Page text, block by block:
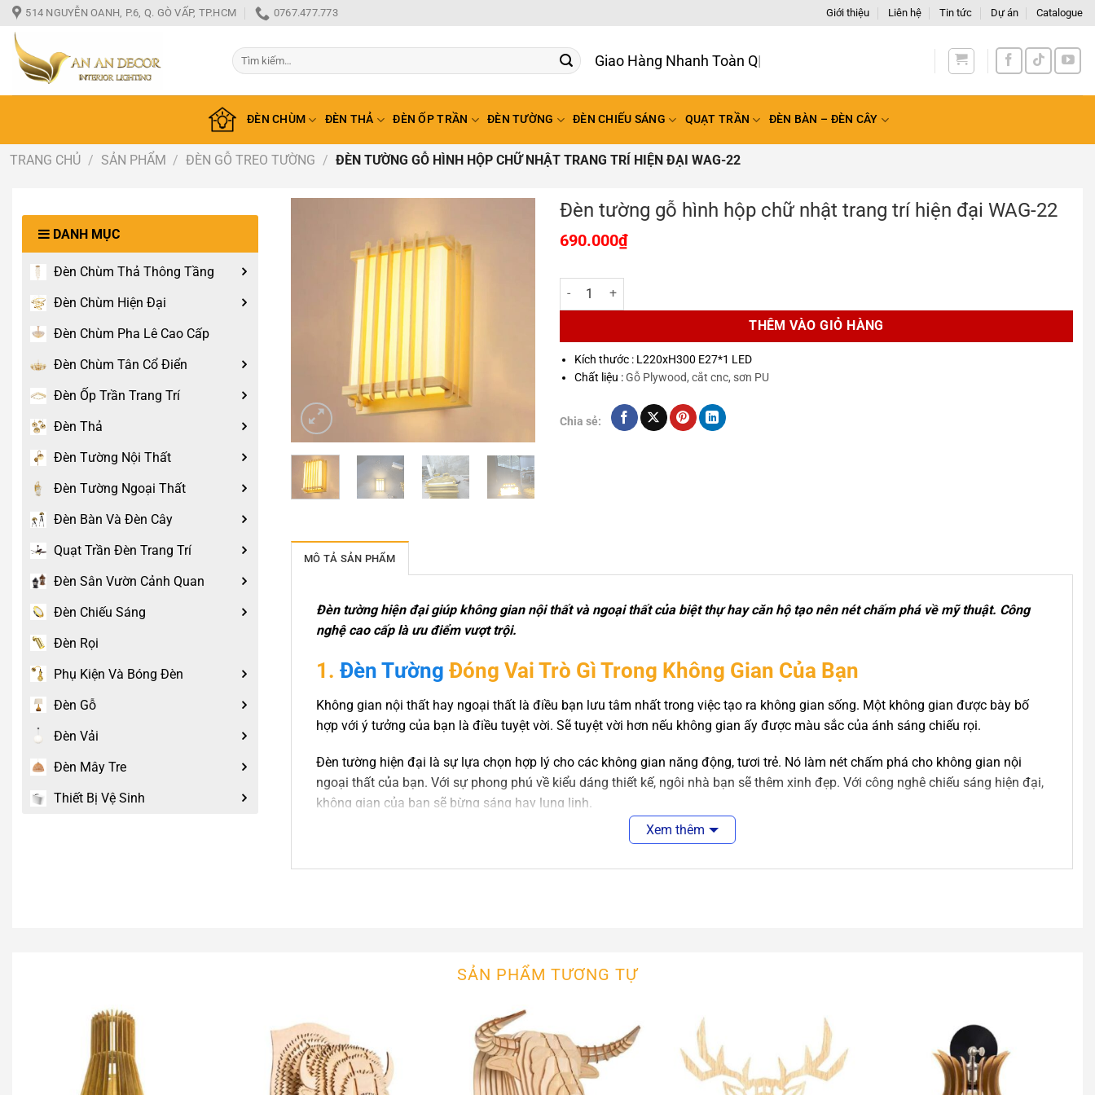
Bỏ
qua
nội
dung
514 NGUYỄN OANH, P.6, Q. GÒ VẤP, TP.HCM 0767.477.773 Giới thiệu Liên hệ Tin tức Dự án Catalogue
Tìm
kiếm:
Giao Hàng Nhanh Toàn Quốc
ĐÈN CHÙM ĐÈN THẢ ĐÈN ỐP TRẦN ĐÈN TƯỜNG ĐÈN CHIẾU SÁNG QUẠT TRẦN ĐÈN BÀN – ĐÈN CÂY
TRANG CHỦ / SẢN PHẨM / ĐÈN GỖ TREO TƯỜNG / ĐÈN TƯỜNG GỖ HÌNH HỘP CHỮ NHẬT TRANG TRÍ HIỆN ĐẠI WAG-22
DANH MỤC
Đèn Chùm Thả Thông Tầng
Đèn Chùm Hiện Đại
Đèn Chùm Pha Lê Cao Cấp
Đèn Chùm Tân Cổ Điển
Đèn Ốp Trần Trang Trí
Đèn Thả
Đèn Tường Nội Thất
Đèn Tường Ngoại Thất
Đèn Bàn Và Đèn Cây
Quạt Trần Đèn Trang Trí
Đèn Sân Vườn Cảnh Quan
Đèn Chiếu Sáng
Đèn Rọi
Phụ Kiện Và Bóng Đèn
Đèn Gỗ
Đèn Vải
Đèn Mây Tre
Thiết Bị Vệ Sinh
Đèn tường gỗ hình hộp chữ nhật trang trí hiện đại WAG-22
690.000₫
Đèn tường gỗ hình hộp chữ nhật trang trí hiện đại WAG-22 số lượng
THÊM VÀO GIỎ HÀNG
Kích thước : L220xH300 E27*1 LED
Chất liệu :Gỗ Plywood, cắt cnc, sơn PU
Chia sẻ:
MÔ TẢ SẢN PHẨM
Đèn tường hiện đại giúp không gian nội thất và ngoại thất của biệt thự hay căn hộ tạo nên nét chấm phá về mỹ thuật. Công
nghệ cao cấp là ưu điểm vượt trội.
1. Đèn Tường Đóng Vai Trò Gì Trong Không Gian Của Bạn
Không gian nội thất hay ngoại thất là điều bạn lưu tâm nhất trong việc tạo ra không gian sống. Một không gian được bày bố
hợp với ý tưởng của bạn là điều tuyệt vời. Sẽ tuyệt vời hơn nếu không gian ấy được màu sắc của ánh sáng chiếu rọi.
Đèn tường hiện đại là sự lựa chọn hợp lý cho các không gian năng động, tươi trẻ. Nó làm nét chấm phá cho không gian nội
ngoại thất của bạn. Với sự phong phú về kiểu dáng thiết kế, ngôi nhà bạn sẽ thêm xinh đẹp. Với công nghê chiếu sáng hiện đại,
không gian của bạn sẽ bừng sáng hay lung linh.
đèn thả công nghiệp trang trí cafe, nhà hàng, nhà ở cực đẹp này không đáp ứng được yêu cầu thiết kế của bạn. Bạn
, chúng tôi sẽ tư vấn thiết kế sản xuất mẫu đèn theo yêu cầu cho bạn nhé!
Liên hệ ngay để đặt hàng, ưu tiên khách hàng gọi điện trực tiếp choAn An Decor
Xem thêm
SẢN PHẨM TƯƠNG TỰ